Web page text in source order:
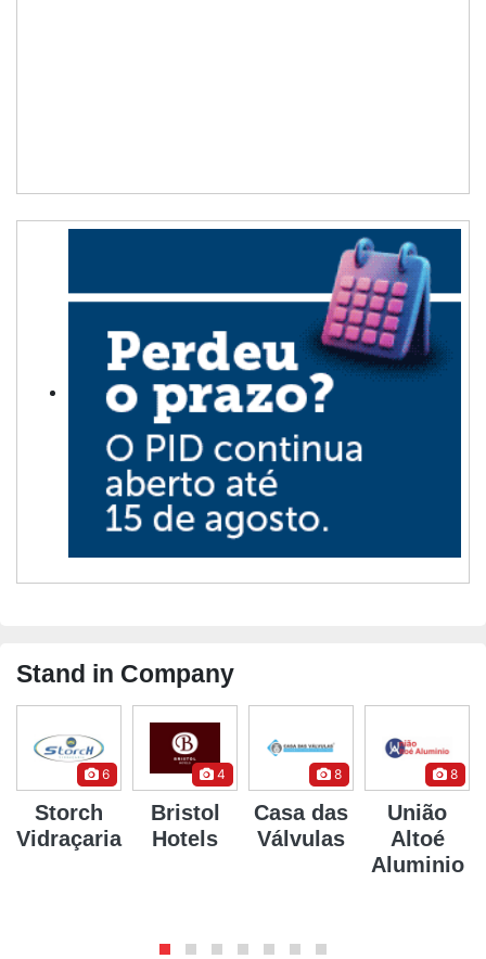
Stand in Company
6
Storch
Vidraçaria
4
Bristol
Hotels
8
Casa das
Válvulas
8
União
Altoé
Aluminio